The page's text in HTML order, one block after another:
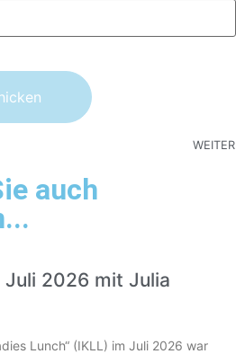
WEITER
auch
2026 mit Julia
Lunch“ (IKLL) im Juli 2026 war